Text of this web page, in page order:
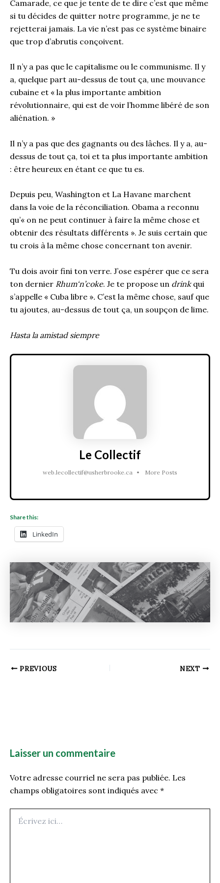
Camarade, ce que je tente de te dire c’est que même
si tu décides de quitter notre programme, je ne te
rejetterai jamais. La vie n’est pas ce système binaire
que trop d’abrutis conçoivent.
Il n’y a pas que le capitalisme ou le communisme. Il y
a, quelque part au-dessus de tout ça, une mouvance
cubaine et « la plus importante ambition
révolutionnaire, qui est de voir l’homme libéré de son
aliénation. »
Il n’y a pas que des gagnants ou des lâches. Il y a, au-
dessus de tout ça, toi et ta plus importante ambition
: être heureux en étant ce que tu es.
Depuis peu, Washington et La Havane marchent
dans la voie de la réconciliation. Obama a reconnu
qu’« on ne peut continuer à faire la même chose et
obtenir des résultats différents ». Je suis certain que
tu crois à la même chose concernant ton avenir.
Tu dois avoir fini ton verre. J’ose espérer que ce sera
ton dernier Rhum‘n’coke. Je te propose un drinkqui
s’appelle « Cuba libre ». C’est la même chose, sauf que
tu ajoutes, au-dessus de tout ça, un soupçon de lime.
Hasta la amistad siempre
Le Collectif
web.lecollectif@usherbrooke.ca • More Posts
Share this:
LinkedIn
PREVIOUS NEXT
Laisser un commentaire
Votre adresse courriel ne sera pas publiée. Les
champs obligatoires sont indiqués avec *
ici…